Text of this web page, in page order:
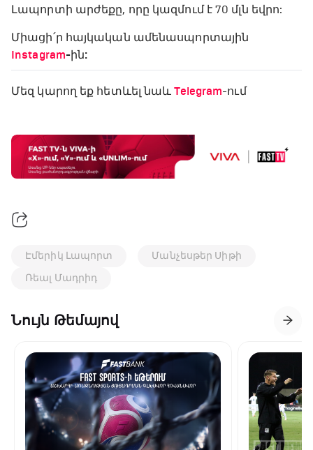
Լապորտի արժեքը, որը կազմում է 70 մլն եվրո:
Միացի՛ր հայկական ամենասպորտային
Instagram-ին:
Մեզ կարող եք հետևել նաև Telegram-ում
Էմերիկ Լապորտ
Մանչեսթեր Սիթի
Ռեալ Մադրիդ
Նույն Թեմայով